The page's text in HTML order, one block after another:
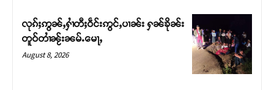
လုၵ်ႈဢွၼ်ႇႁၢႆတီႈဝဵင်းဢွင်ႇပၢၼ်း ႁၼ်ၶိုၼ်း
တူဝ်တၢႆၼႂ်းၼမ်ႉမေႃႇ
August 8, 2026